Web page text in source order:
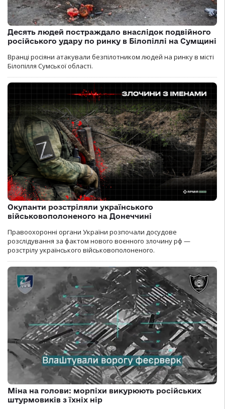
Десять людей постраждало внаслідок подвійного
російського удару по ринку в Білопіллі на Сумщині
Вранці росіяни атакували безпілотником людей на ринку в місті
Білопілля Сумської області.
Окупанти розстріляли українського
військовополоненого на Донеччині
Правоохоронні органи України розпочали досудове
розслідування за фактом нового воєнного злочину рф —
розстрілу українського військовополоненого.
Міна на голови: морпіхи викурюють російських
штурмовиків з їхніх нір